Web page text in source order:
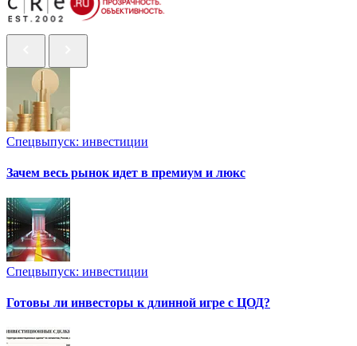
Спецвыпуск: инвестиции
Зачем весь рынок идет в премиум и люкс
Спецвыпуск: инвестиции
Готовы ли инвесторы к длинной игре с ЦОД?